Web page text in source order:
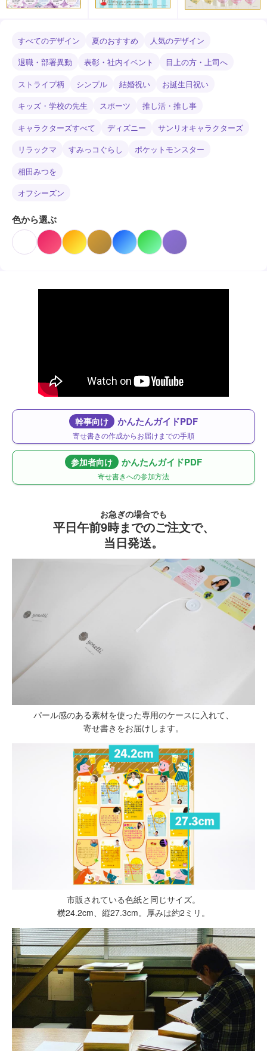
すべてのデザイン 夏のおすすめ
人気のデザイン
退職・部署異動
表彰・社内イベント
目上の方・上司へ
ストライプ柄
シンプル 結婚祝い
お誕生日祝い
キッズ・学校の先生
スポーツ
推し活・推し事
キャラクターズすべて
ディズニー
サンリオキャラクターズ
リラックマ
すみっコぐらし
ポケットモンスター
相田みつを
オフシーズン
色から選ぶ
幹事向け かんたんガイドPDF
寄せ書きの作成からお届けまでの手順
参加者向け かんたんガイドPDF
寄せ書きへの参加方法
お急ぎの場合でも
平日午前9時までのご注文で、
当日発送。
パール感のある素材を使った専用のケースに入れて、
寄せ書きをお届けします。
市販されている色紙と同じサイズ。
横24.2cm、縦27.3cm。厚みは約2ミリ。